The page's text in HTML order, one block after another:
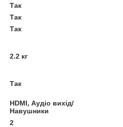
Так
Так
Так
2.2 кг
Так
HDMI, Аудіо вихід/
Навушники
2